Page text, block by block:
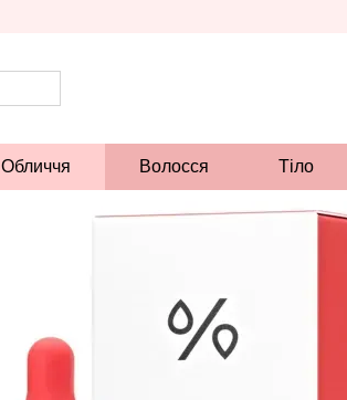
Обличчя Волосся Тіло